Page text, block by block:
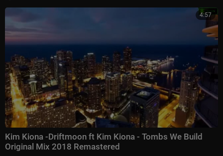
4:57
Kim Kiona -Driftmoon ft Kim Kiona - Tombs We Build
Original Mix 2018 Remastered